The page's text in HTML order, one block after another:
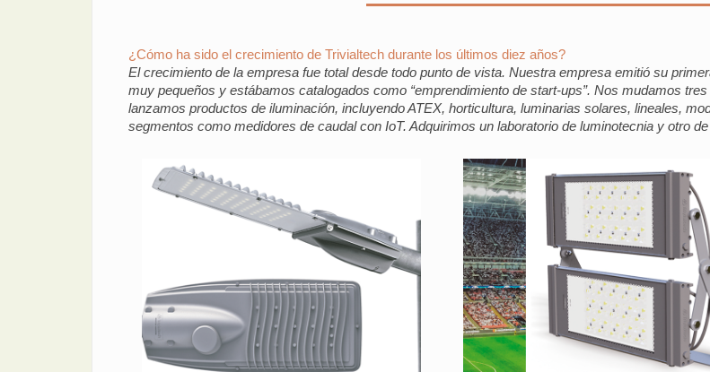
¿Cómo ha sido el crecimiento de Trivialtech durante los últimos diez años?
El crecimiento de la empresa fue total desde todo punto de vista. Nuestra empresa emitió su
muy pequeños y estábamos catalogados como “emprendimiento de start-ups”. Nos mudamos
lanzamos productos de iluminación, incluyendo ATEX, horticultura, luminarias solares, lineales,
segmentos como medidores de caudal con IoT. Adquirimos un laboratorio de luminotecnia y otro